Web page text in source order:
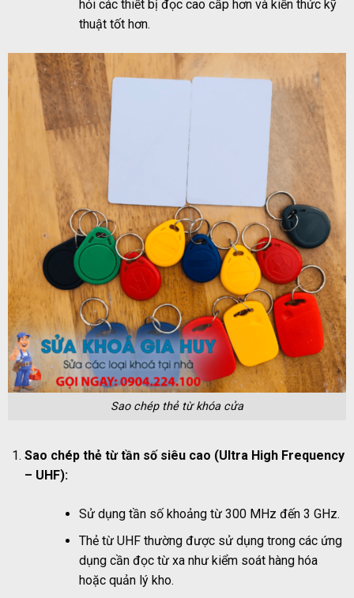
hỏi các thiết bị đọc cao cấp hơn và kiến thức kỹ
thuật tốt hơn.
Sao chép thẻ từ khóa cửa
Sao chép thẻ từ tần số siêu cao (Ultra High Frequency
– UHF):
Sử dụng tần số khoảng từ 300 MHz đến 3 GHz.
Thẻ từ UHF thường được sử dụng trong các ứng
dụng cần đọc từ xa như kiểm soát hàng hóa
hoặc quản lý kho.